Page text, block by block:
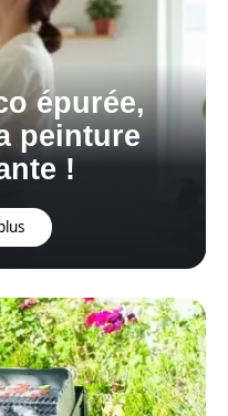
épurée,
peinture
!